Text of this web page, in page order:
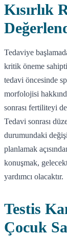
Kısırlık
Tedaviye
kritik öneme
tedavi öncesinde
morfolojisi
sonrası fertiliteyi
Tedavi sonrası
durumundaki
planlamak
konuşmak,
yardımcı olacaktır.
Testis
Çocuk